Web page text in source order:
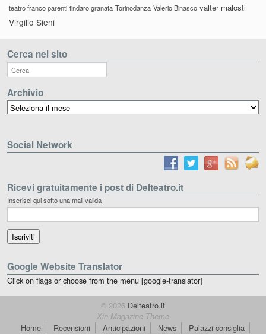
teatro franco parenti tindaro granata Torinodanza Valerio Binasco valter malosti
Virgilio Sieni
Cerca nel sito
Archivio
Archivio
Social Network
Ricevi gratuitamente i post di Delteatro.it
Inserisci qui sotto una mail valida
Google Website Translator
Click on flags or choose from the menu [google-translator]
© 2026 Delteatro.it
Xin Magazine Theme
Home Recensioni Anticipazioni News Palazzi consiglia